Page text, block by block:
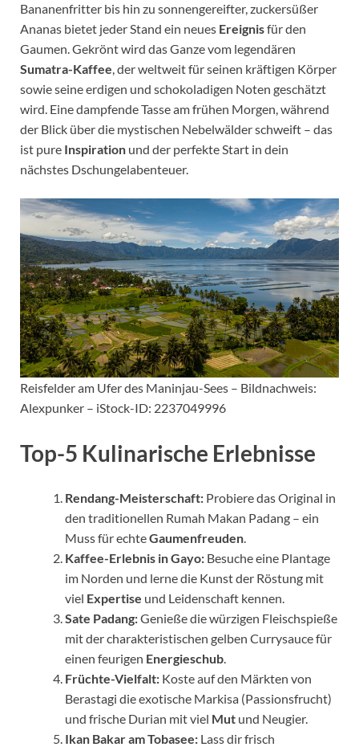
Bananenfritter bis hin zu sonnengereifter, zuckersüßer
Ananas bietet jeder Stand ein neues Ereignisfür den
Gaumen. Gekrönt wird das Ganze vom legendären
Sumatra-Kaffee, der weltweit für seinen kräftigen Körper
sowie seine erdigen und schokoladigen Noten geschätzt
wird. Eine dampfende Tasse am frühen Morgen, während
der Blick über die mystischen Nebelwälder schweift – das
ist pure Inspiration und der perfekte Start in dein
nächstes Dschungelabenteuer.
Reisfelder am Ufer des Maninjau-Sees – Bildnachweis:
Alexpunker – iStock-ID: 2237049996
Top-5 Kulinarische Erlebnisse
Rendang-Meisterschaft: Probiere das Original in
den traditionellen Rumah Makan Padang – ein
Muss für echteGaumenfreuden
Kaffee-Erlebnis in Gayo: Besuche eine Plantage
im Norden und lerne die Kunst der Röstung mit
viel Expertise und Leidenschaft kennen.
Sate Padang:Genieße die würzigen Fleischspieße
mit der charakteristischen gelben Currysauce für
einen feurigen Energieschub
Früchte-Vielfalt: Koste auf den Märkten von
Berastagi die exotische Markisa (Passionsfrucht)
und frische Durian mit viel Mut und Neugier.
Ikan Bakar am Tobasee: Lass dir frisch